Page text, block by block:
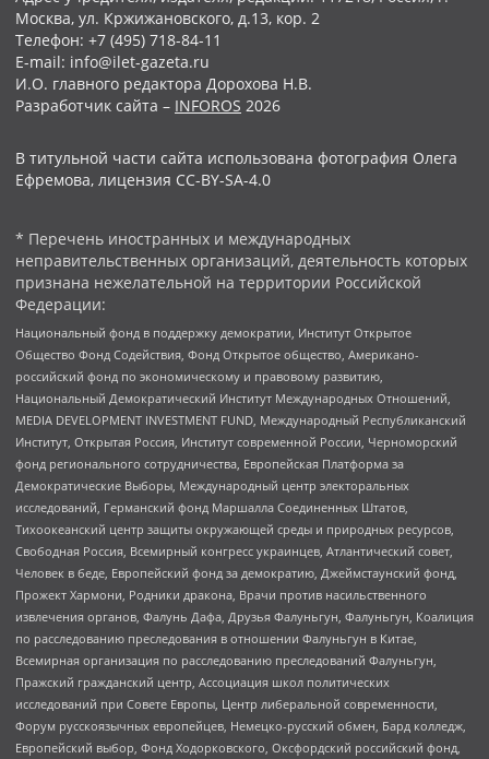
Москва, ул. Кржижановского, д.13, кор. 2
Телефон: +7 (495) 718-84-11
E-mail: info@ilet-gazeta.ru
И.О. главного редактора Дорохова Н.В.
Разработчик сайта – INFOROS 2026
В титульной части сайта использована фотография Олега
Ефремова, лицензия CC-BY-SA-4.0
* Перечень иностранных и международных
неправительственных организаций, деятельность которых
признана нежелательной на территории Российской
Федерации:
Национальный фонд в поддержку демократии, Институт Открытое
Общество Фонд Содействия, Фонд Открытое общество, Американо-
российский фонд по экономическому и правовому развитию,
Национальный Демократический Институт Международных Отношений,
MEDIA DEVELOPMENT INVESTMENT FUND, Международный Республиканский
Институт, Открытая Россия, Институт современной России, Черноморский
фонд регионального сотрудничества, Европейская Платформа за
Демократические Выборы, Международный центр электоральных
исследований, Германский фонд Маршалла Соединенных Штатов,
Тихоокеанский центр защиты окружающей среды и природных ресурсов,
Свободная Россия, Всемирный конгресс украинцев, Атлантический совет,
Человек в беде, Европейский фонд за демократию, Джеймстаунский фонд,
Прожект Хармони, Родники дракона, Врачи против насильственного
извлечения органов, Фалунь Дафа, Друзья Фалуньгун, Фалуньгун, Коалиция
по расследованию преследования в отношении Фалуньгун в Китае,
Всемирная организация по расследованию преследований Фалуньгун,
Пражский гражданский центр, Ассоциация школ политических
исследований при Совете Европы, Центр либеральной современности,
Форум русскоязычных европейцев, Немецко-русский обмен, Бард колледж,
Европейский выбор, Фонд Ходорковского, Оксфордский российский фонд,